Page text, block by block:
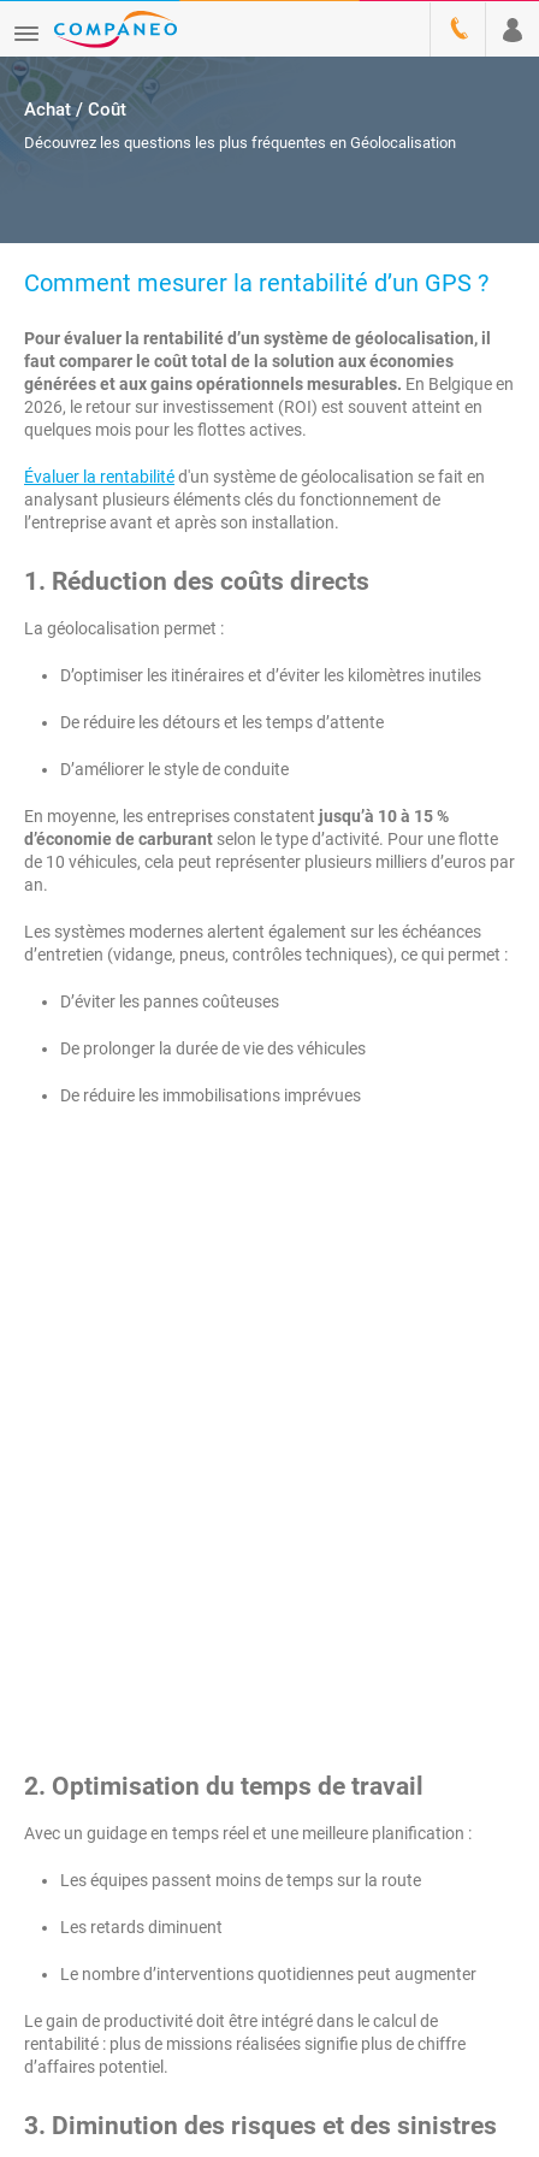
Achat / Coût
Découvrez les questions les plus fréquentes en Géolocalisation
Comment mesurer la rentabilité d’un GPS ?
Pour évaluer la rentabilité d’un système de géolocalisation, il
faut comparer le coût total de la solution aux économies
générées et aux gains opérationnels mesurables. En Belgique en
2026, le retour sur investissement (ROI) est souvent atteint en
quelques mois pour les flottes actives.
Évaluer la rentabilitéd'un système de géolocalisation se fait en
analysant plusieurs éléments clés du fonctionnement de
l’entreprise avant et après son installation.
1. Réduction des coûts directs
La géolocalisation permet :
D’optimiser les itinéraires et d’éviter les kilomètres inutiles
De réduire les détours et les temps d’attente
D’améliorer le style de conduite
En moyenne, les entreprises constatent jusqu’à 10 à 15 %
d’économie de carburant selon le type d’activité. Pour une flotte
de 10 véhicules, cela peut représenter plusieurs milliers d’euros par
an.
Les systèmes modernes alertent également sur les échéances
d’entretien (vidange, pneus, contrôles techniques), ce qui permet :
D’éviter les pannes coûteuses
De prolonger la durée de vie des véhicules
De réduire les immobilisations imprévues
2. Optimisation du temps de travail
Avec un guidage en temps réel et une meilleure planification :
Les équipes passent moins de temps sur la route
Les retards diminuent
Le nombre d’interventions quotidiennes peut augmenter
Le gain de productivité doit être intégré dans le calcul de
rentabilité : plus de missions réalisées signifie plus de chiffre
d’affaires potentiel.
3. Diminution des risques et des sinistres